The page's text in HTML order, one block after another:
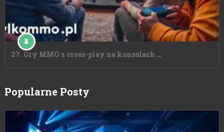
27. Gry MMO z cross-play na konsolach …
Popularne Posty